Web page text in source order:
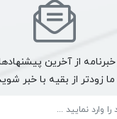
از آخرین
ما زودتر از بقیه با خبر